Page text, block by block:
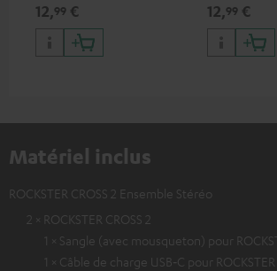
12,99 € 12,99 €
Matériel inclus
ROCKSTER CROSS 2 Ensemble Stéréo
2 × ROCKSTER CROSS 2
1 × Sangle (avec mousqueton) pour
1 × Câble de charge USB‑C pour ROCKSTER